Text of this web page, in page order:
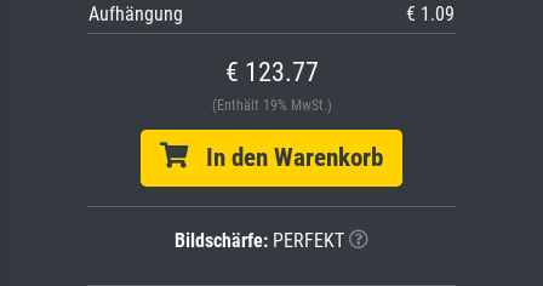
Aufhängung
€ 1.09
€ 123.77
(Enthält 19% MwSt.)
In den Warenkorb
Bildschärfe: PERFEKT